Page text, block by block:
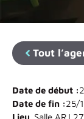
Tout
Date de début :
Date de fin :25/